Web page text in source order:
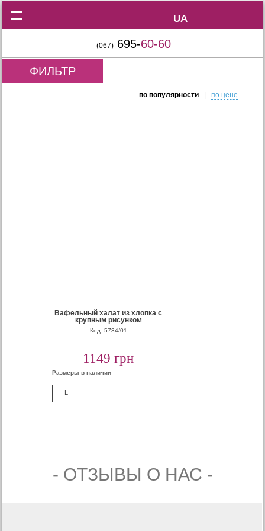
UA
UA
(067) 695-60-60
ФИЛЬТР
по популярности| по цене
Вафельный халат из хлопка с
крупным рисунком
Код: 5734/01
1149 грн
Размеры в наличии
L
- ОТЗЫВЫ О НАС -